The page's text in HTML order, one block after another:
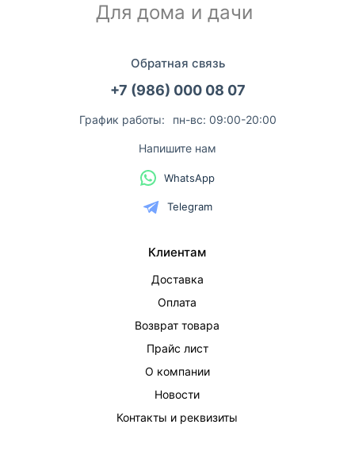
Для дома и дачи
Обратная связь
+7 (986) 000 08 07
График работы: пн-вс: 09:00-20:00
Напишите нам
WhatsApp
Telegram
Клиентам
Доставка
Оплата
Возврат товара
Прайс лист
О компании
Новости
Контакты и реквизиты